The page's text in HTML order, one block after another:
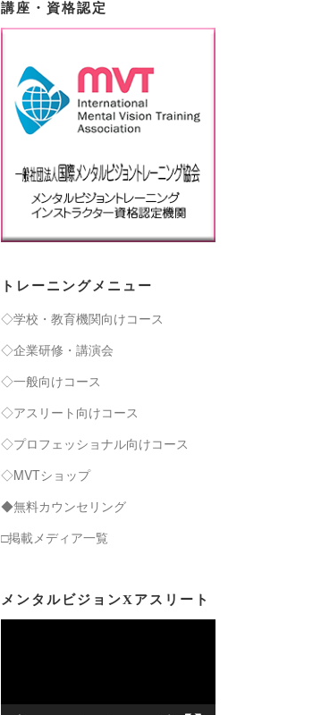
講座・資格認定
トレーニングメニュー
◇学校・教育機関向けコース
◇企業研修・講演会
◇一般向けコース
◇アスリート向けコース
◇プロフェッショナル向けコース
◇MVTショップ
◆無料カウンセリング
□掲載メディア一覧
メンタルビジョンXアスリート
レ